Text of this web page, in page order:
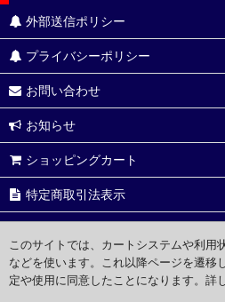
外部送信ポリシー
プライバシーポリシー
お問い合わせ
お知らせ
ショッピングカート
特定商取引法表示
Copyright © FAS Corporate
このサイトでは、カートシステムや利用
などを使います。これ以降ページを遷移
定や使用に同意したことになります。詳